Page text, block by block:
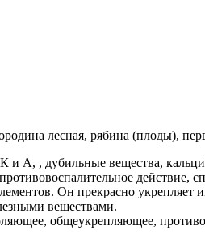
лесная, рябина (плоды),
и А, , дубильные вещества,
действие,
Он прекрасно укрепляет
веществами.
общеукрепляющее,